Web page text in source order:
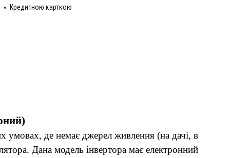
Кредитною карткою
умовах, де немає джерел живлення (на дачі, в
Дана модель інвертора має електронний